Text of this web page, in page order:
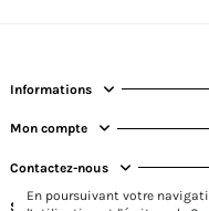
Informations
Mon compte
Contactez-nous
Suivez-nous
En poursuivant votre